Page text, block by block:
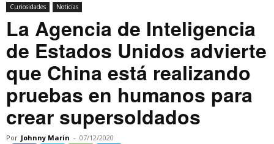
Curiosidades Noticias
La Agencia de Inteligencia
de Estados Unidos advierte
que China está realizando
pruebas en humanos para
crear supersoldados
Por Johnny Marin - 07/12/2020